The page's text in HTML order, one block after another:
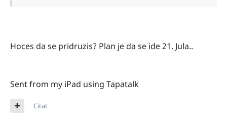
Hoces da se pridruzis? Plan je da se ide 21. Jula..
Sent from my iPad using Tapatalk
Citat